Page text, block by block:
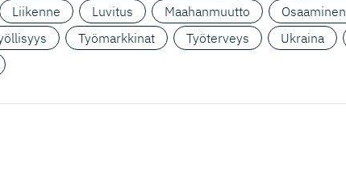
Liikenne Luvitus Maahanmuutto Osaaminen
Työmarkkinat Työterveys Ukraina